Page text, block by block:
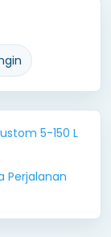
5-150 L
Perjalanan